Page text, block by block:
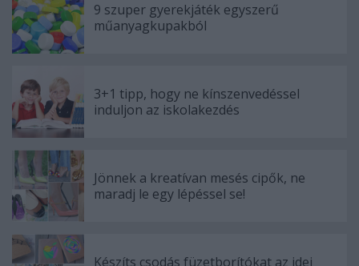
9 szuper gyerekjáték egyszerű
műanyagkupakból
3+1 tipp, hogy ne kínszenvedéssel
induljon az iskolakezdés
Jönnek a kreatívan mesés cipők, ne
maradj le egy lépéssel se!
Készíts csodás füzetborítókat az idei